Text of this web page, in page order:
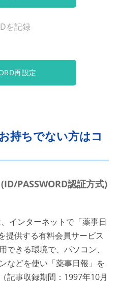
を記録
再設定
持ちでない方はコ
PASSWORD認証方式)
インターネットで「薬事日
提供する有料会員サービス
できる環境で、パソコン、
などを使い「薬事日報」を
記事収録期間：1997年10月